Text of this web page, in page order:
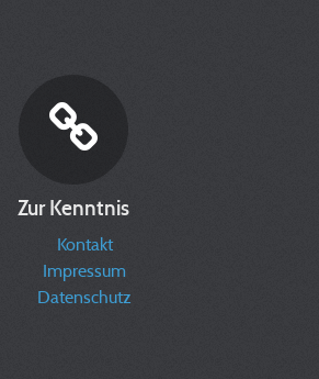
Zur Kenntnis
Kontakt
Impressum
Datenschutz